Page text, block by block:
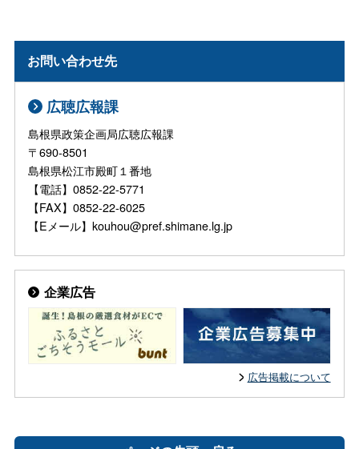
お問い合わせ先
広聴広報課
島根県政策企画局広聴広報課
〒690-8501
島根県松江市殿町１番地
【電話】0852-22-5771
【FAX】0852-22-6025
【Eメール】kouhou@pref.shimane.lg.jp
企業広告
広告掲載について